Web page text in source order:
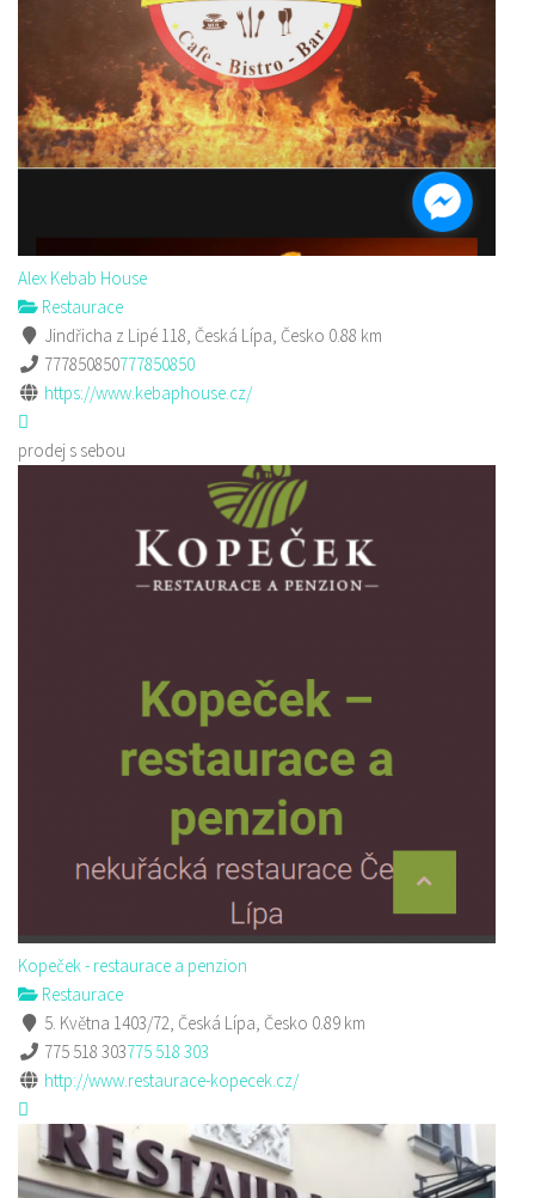
Alex Kebab House
Restaurace
Jindřicha z Lipé 118, Česká Lípa, Česko 0.88 km
777850850777850850
https://www.kebaphouse.cz/
prodej s sebou
Kopeček - restaurace a penzion
Restaurace
5. Května 1403/72, Česká Lípa, Česko 0.89 km
775 518 303775 518 303
http://www.restaurace-kopecek.cz/